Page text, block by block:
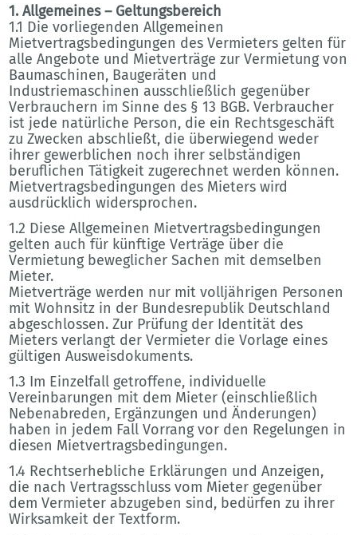
1. Allgemeines – Geltungsbereich
1.1 Die vorliegenden Allgemeinen
Mietvertragsbedingungen des Vermieters gelten für
alle Angebote und Mietverträge zur Vermietung von
Baumaschinen, Baugeräten und
Industriemaschinen ausschließlich gegenüber
Verbrauchern im Sinne des § 13 BGB. Verbraucher
ist jede natürliche Person, die ein Rechtsgeschäft
zu Zwecken abschließt, die überwiegend weder
ihrer gewerblichen noch ihrer selbständigen
beruflichen Tätigkeit zugerechnet werden können.
Mietvertragsbedingungen des Mieters wird
ausdrücklich widersprochen.
1.2 Diese Allgemeinen Mietvertragsbedingungen
gelten auch für künftige Verträge über die
Vermietung beweglicher Sachen mit demselben
Mieter.
Mietverträge werden nur mit volljährigen Personen
mit Wohnsitz in der Bundesrepublik Deutschland
abgeschlossen. Zur Prüfung der Identität des
Mieters verlangt der Vermieter die Vorlage eines
gültigen Ausweisdokuments.
1.3 Im Einzelfall getroffene, individuelle
Vereinbarungen mit dem Mieter (einschließlich
Nebenabreden, Ergänzungen und Änderungen)
haben in jedem Fall Vorrang vor den Regelungen in
diesen Mietvertragsbedingungen.
1.4 Rechtserhebliche Erklärungen und Anzeigen,
die nach Vertragsschluss vom Mieter gegenüber
dem Vermieter abzugeben sind, bedürfen zu ihrer
Wirksamkeit der Textform.